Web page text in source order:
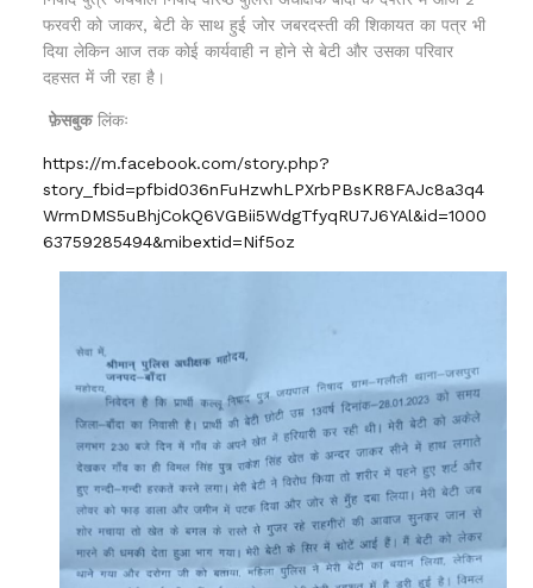
फरवरी को जाकर, बेटी के साथ हुई जोर जबरदस्ती की शिकायत का पत्र भी
दिया लेकिन आज तक कोई कार्यवाही न होने से बेटी और उसका परिवार
दहसत में जी रहा है।
फ़ेसबुकलिंकः
https://m.facebook.com/story.php?
story_fbid=pfbid036nFuHzwhLPXrbPBsKR8FAJc8a3q4
WrmDMS5uBhjCokQ6VGBii5WdgTfyqRU7J6YAl&id=1000
63759285494&mibextid=Nif5oz